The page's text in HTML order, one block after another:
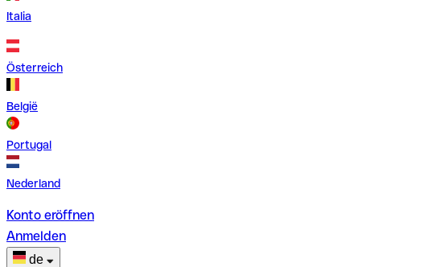
Italia
Österreich
België
Portugal
Nederland
Konto eröffnen
Anmelden
de